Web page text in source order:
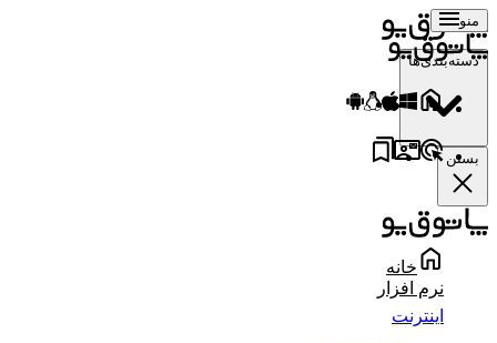
منو
دسته‌بندی‌ها
بستن
خانه
نرم افزار
اینترنت